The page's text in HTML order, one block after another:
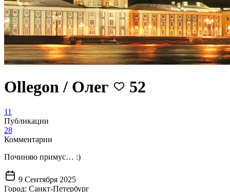
Ollegon / Олег 52
11
Публикации
28
Комментарии
Починяю примус… :)
9 Сентября 2025
Город: Санкт-Петербург